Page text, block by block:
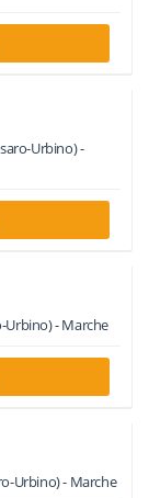
Urbino) -
Urbino) -Marche
Urbino) - Marche